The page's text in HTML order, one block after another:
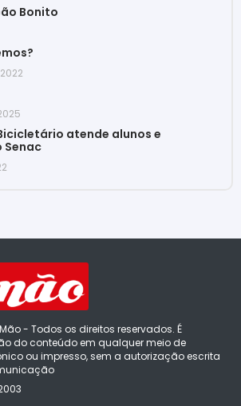
Bonito
atende alunos e
Senac
- Todos os direitos reservados. É
do conteúdo em qualquer meio de
ou impresso, sem a autorização escrita